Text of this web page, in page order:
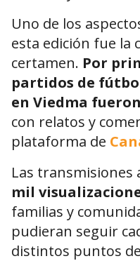
Uno de los
esta edición fue la
certamen. Por
partidos de
en Viedma
con relatos y
plataforma de
Las transmisiones
mil
familias y
pudieran seguir
distintos puntos